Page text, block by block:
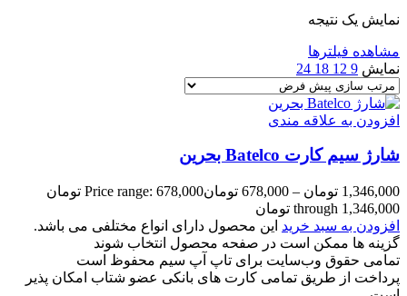
نمایش یک نتیجه
مشاهده فیلترها
نمایش 9
12
18
24
افزودن به علاقه مندی
شارژ سیم کارت Batelco بحرین
1,346,000 تومان –
678,000 تومان
Price range: 678,000 تومان
through 1,346,000 تومان
افزودن به سبد خرید این محصول دارای انواع مختلفی می باشد.
گزینه ها ممکن است در صفحه محصول انتخاب شوند
تمامی حقوق وب‌سایت برای تاپ آپ سیم محفوظ است
پرداخت از طریق تمامی کارت های بانکی عضو شتاب امکان پذیر